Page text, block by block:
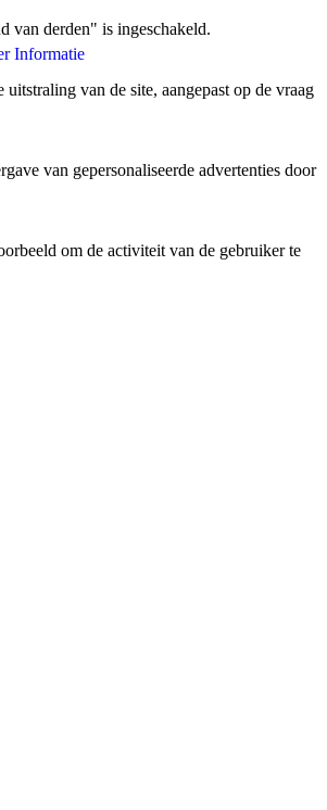
Informatie
van derden" is ingeschakeld.
van de site, aangepast op de vraag
van gepersonaliseerde advertenties door
om de activiteit van de gebruiker te